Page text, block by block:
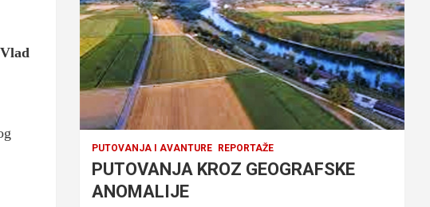
PUTOVANJA I AVANTURE REPORTAŽE
PUTOVANJA KROZ GEOGRAFSKE
ANOMALIJE